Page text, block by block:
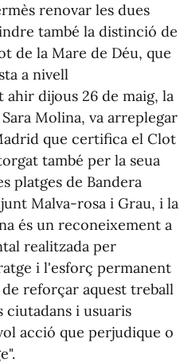
renovar les dues
també la distinció de
de la Mare de Déu, que
a nivell
ahir dijous 26 de maig, la
Molina, va arreplegar
que certifica el Clot
també per la seua
platges de Bandera
Malva-rosa i Grau, i la
és un reconeixement a
realitzada per
i l'esforç permanent
reforçar aquest treball
ciutadans i usuaris
acció que perjudique o